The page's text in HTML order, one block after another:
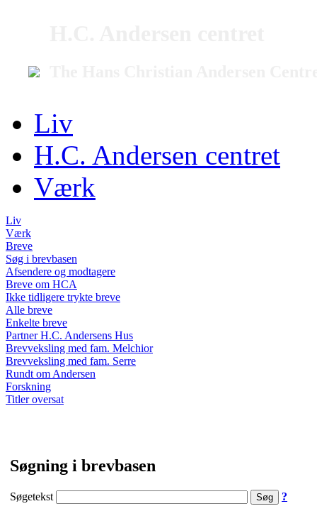
Liv
H.C. Andersen centret
Værk
Liv
Værk
Breve
Søg i brevbasen
Afsendere og modtagere
Breve om HCA
Ikke tidligere trykte breve
Alle breve
Enkelte breve
Partner H.C. Andersens Hus
Brevveksling med fam. Melchior
Brevveksling med fam. Serre
Rundt om Andersen
Forskning
Titler oversat
Søgning i brevbasen
Søgetekst ?